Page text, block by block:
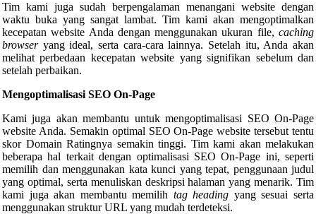
Tim kami juga sudah berpengalaman menangani website dengan
waktu buka yang sangat lambat. Tim kami akan mengoptimalkan
kecepatan website Anda dengan menggunakan ukuran file, caching
browseryang ideal, serta cara-cara lainnya. Setelah itu, Anda akan
melihat perbedaan kecepatan website yang signifikan sebelum dan
setelah perbaikan.
Mengoptimalisasi SEO On-Page
Kami juga akan membantu untuk mengoptimalisasi SEO On-Page
website Anda. Semakin optimal SEO On-Page website tersebut tentu
skor Domain Ratingnya semakin tinggi. Tim kami akan melakukan
beberapa hal terkait dengan optimalisasi SEO On-Page ini, seperti
memilih dan menggunakan kata kunci yang tepat, penggunaan judul
yang optimal, serta menuliskan deskripsi halaman yang menarik. Tim
kami juga akan membantu memilih tag heading yang sesuai serta
menggunakan struktur URL yang mudah terdeteksi.